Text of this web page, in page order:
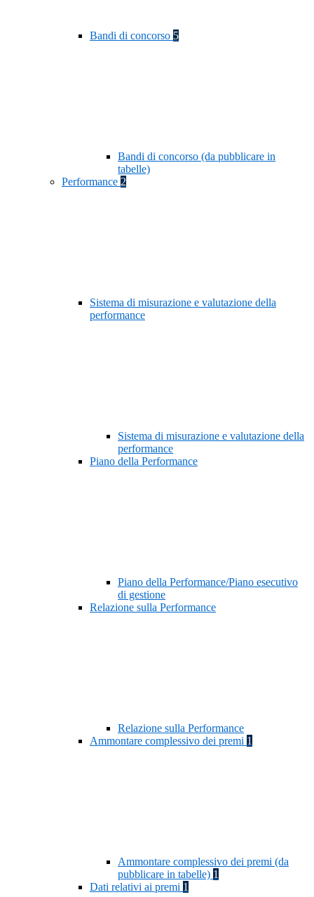
Bandi di concorso 5
Bandi di concorso (da pubblicare in
tabelle)
Performance 2
Sistema di misurazione e valutazione della
performance
Sistema di misurazione e valutazione della
performance
Piano della Performance
Piano della Performance/Piano esecutivo
di gestione
Relazione sulla Performance
Relazione sulla Performance
Ammontare complessivo dei premi 1
Ammontare complessivo dei premi (da
pubblicare in tabelle) 1
Dati relativi ai premi 1